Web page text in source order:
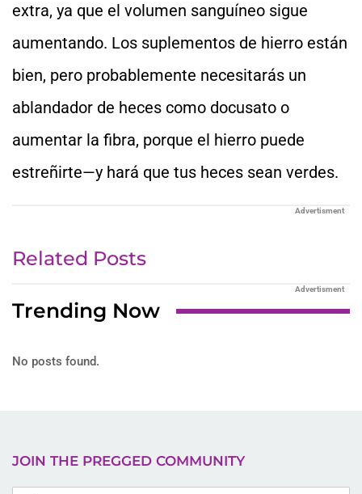
extra, ya que el volumen sanguíneo sigue
aumentando. Los suplementos de hierro están
bien, pero probablemente necesitarás un
ablandador de heces como docusato o
aumentar la fibra, porque el hierro puede
estreñirte—y hará que tus heces sean verdes.
Advertisment
Related Posts
Advertisment
Trending Now
No posts found.
JOIN THE PREGGED COMMUNITY